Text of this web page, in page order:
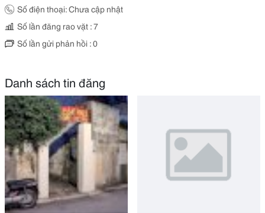
Số điện thoại: Chưa cập nhật
Số lần đăng rao vặt : 7
Số lần gửi phản hồi : 0
Danh sách tin đăng